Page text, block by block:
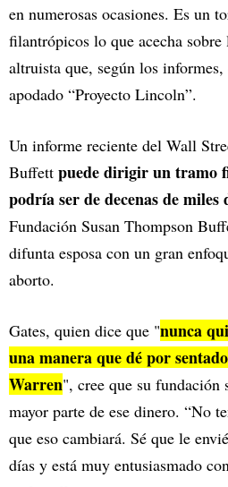
en numerosas ocasiones. Es un
filantrópicos lo que acecha
altruista que, según los
apodado “Proyecto Lincoln”.
Un informe reciente del Wall
Buffett puede dirigir un tramo
podría ser de decenas de miles
Fundación Susan Thompson
difunta esposa con un gran
aborto.
Gates, quien dice que "nunca
una manera que dé por
Warren", cree que su fundación
mayor parte de ese dinero. “No
que eso cambiará. Sé que le
días y está muy entusiasmado